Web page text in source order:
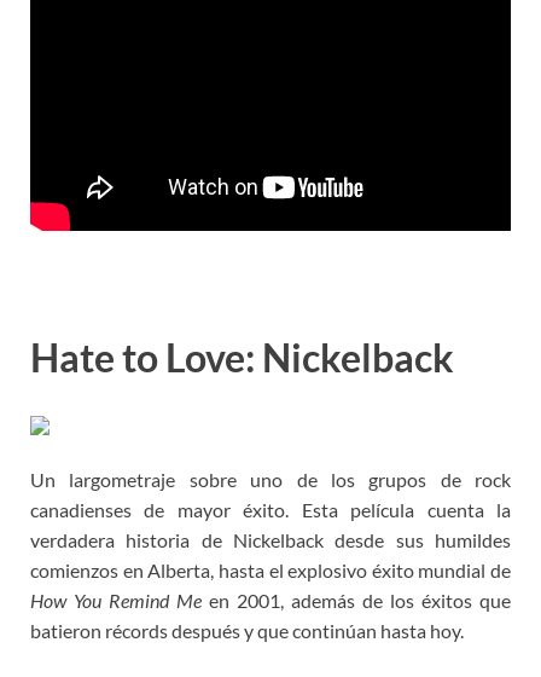
Hate to Love: Nickelback
Un largometraje sobre uno de los grupos de rock
canadienses de mayor éxito. Esta película cuenta la
verdadera historia de Nickelback desde sus humildes
comienzos en Alberta, hasta el explosivo éxito mundial de
How You Remind Me en 2001, además de los éxitos que
batieron récords después y que continúan hasta hoy.